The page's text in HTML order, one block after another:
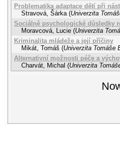
Problematika adaptace dětí při
Stravová, Šárka (Univerzita
Sociálně psychologické důsledky
Moravcová, Lucie (Univerzita
Kriminalita mládeže a její příčiny
Mikát, Tomáš (Univerzita Tomáše
Alternativní možnosti péče a
Charvát, Michal (Univerzita